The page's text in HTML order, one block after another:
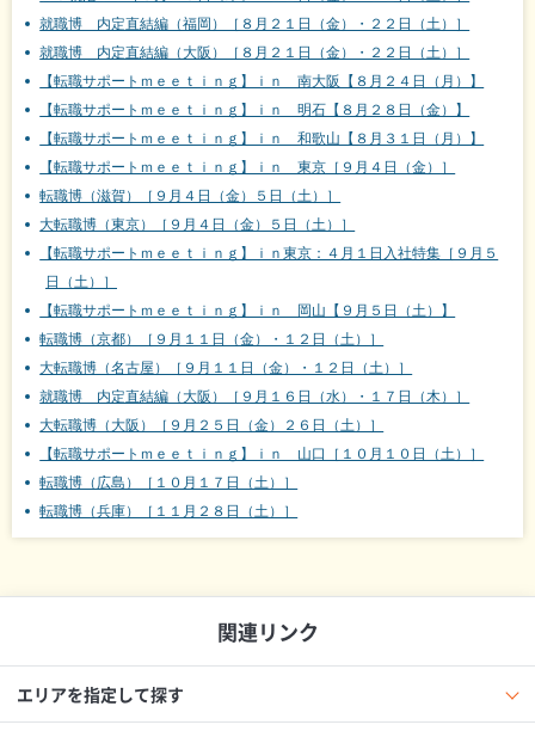
就職博 内定直結編（福岡）［８月２１日（金）・２２日（土）］
就職博 内定直結編（大阪）［８月２１日（金）・２２日（土）］
【転職サポートｍｅｅｔｉｎｇ】ｉｎ 南大阪【８月２４日（月）】
【転職サポートｍｅｅｔｉｎｇ】ｉｎ 明石【８月２８日（金）】
【転職サポートｍｅｅｔｉｎｇ】ｉｎ 和歌山【８月３１日（月）】
【転職サポートｍｅｅｔｉｎｇ】ｉｎ 東京［９月４日（金）］
転職博（滋賀）［９月４日（金）５日（土）］
大転職博（東京）［９月４日（金）５日（土）］
【転職サポートｍｅｅｔｉｎｇ】ｉｎ東京：４月１日入社特集［９月５
日（土）］
【転職サポートｍｅｅｔｉｎｇ】ｉｎ 岡山【９月５日（土）】
転職博（京都）［９月１１日（金）・１２日（土）］
大転職博（名古屋）［９月１１日（金）・１２日（土）］
就職博 内定直結編（大阪）［９月１６日（水）・１７日（木）］
大転職博（大阪）［９月２５日（金）２６日（土）］
【転職サポートｍｅｅｔｉｎｇ】ｉｎ 山口［１０月１０日（土）］
転職博（広島）［１０月１７日（土）］
転職博（兵庫）［１１月２８日（土）］
関連リンク
エリアを指定して探す